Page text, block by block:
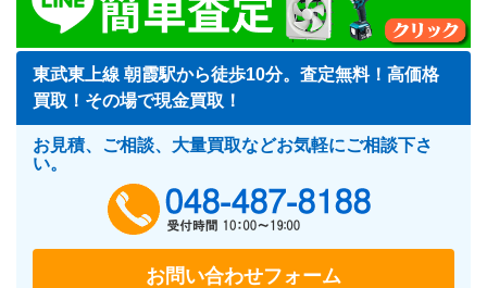
東武東上線 朝霞駅から徒歩10分。査定無料！高価格
買取！その場で現金買取！
お見積、ご相談、大量買取などお気軽にご相談下さ
い。
お問い合わせフォーム